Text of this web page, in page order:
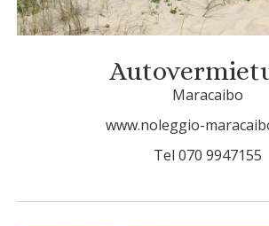
Maracaibo
www.noleggio-
Tel 070 9947155